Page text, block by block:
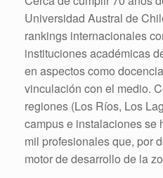
Universidad Austral de
rankings internacionales
instituciones académicas
en aspectos como
vinculación con el medio.
regiones (Los Ríos, Los
campus e instalaciones se
mil profesionales que, por
motor de desarrollo de la